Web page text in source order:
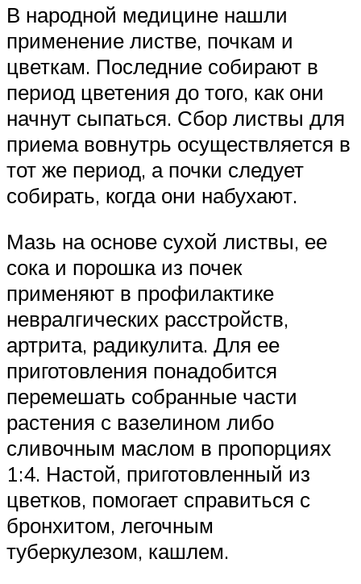
В народной медицине нашли
применение листве, почкам и
цветкам. Последние собирают в
период цветения до того, как они
начнут сыпаться. Сбор листвы для
приема вовнутрь осуществляется в
тот же период, а почки следует
собирать, когда они набухают.
Мазь на основе сухой листвы, ее
сока и порошка из почек
применяют в профилактике
невралгических расстройств,
артрита, радикулита. Для ее
приготовления понадобится
перемешать собранные части
растения с вазелином либо
сливочным маслом в пропорциях
1:4. Настой, приготовленный из
цветков, помогает справиться с
бронхитом, легочным
туберкулезом, кашлем.